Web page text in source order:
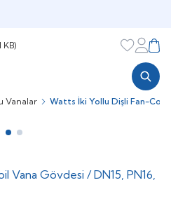
Favorilerim
Vanalar Watts İki Yollu Dişli Fan-Coil
Vana Gövdesi / DN15, PN16,